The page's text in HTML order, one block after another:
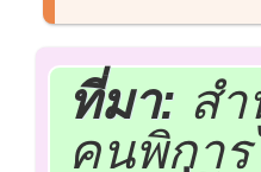
ที่มา: ส
คนพิกา